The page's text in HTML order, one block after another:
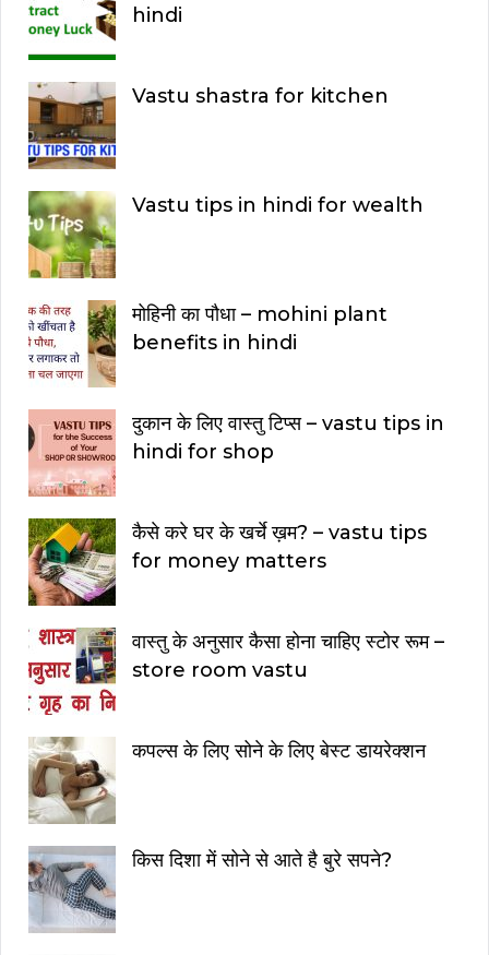
hindi
Vastu shastra for kitchen
Vastu tips in hindi for wealth
मोहिनी का पौधा – mohini plant
benefits in hindi
दुकान के लिए वास्तु टिप्स – vastu tips in
hindi for shop
कैसे करे घर के खर्चे ख़म? – vastu tips
for money matters
वास्तु के अनुसार कैसा होना चाहिए स्टोर रूम –
store room vastu
कपल्स के लिए सोने के लिए बेस्ट डायरेक्शन
किस दिशा में सोने से आते है बुरे सपने?